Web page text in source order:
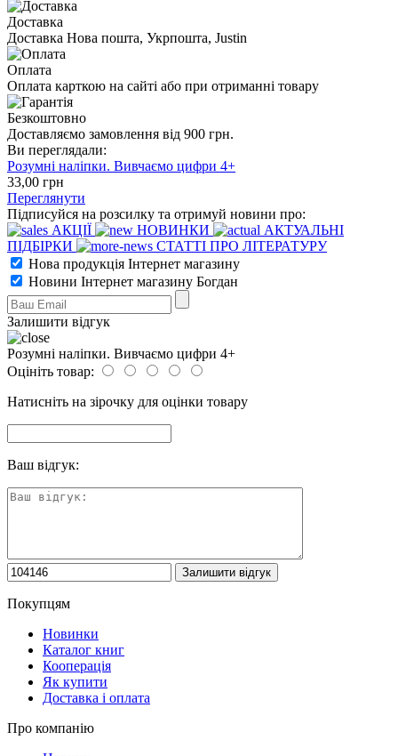
Доставка
Доставка Нова пошта, Укрпошта, Justin
Оплата
Оплата карткою на сайті або при отриманні товару
Безкоштовно
Доставляємо замовлення від 900 грн.
Ви переглядали:
Розумні наліпки. Вивчаємо цифри 4+
33,00 грн
Переглянути
Підписуйся на розсилку та отримуй новини про:
АКЦІЇ
НОВИНКИ
АКТУАЛЬНІ
ПІДБІРКИ
СТАТТІ ПРО ЛІТЕРАТУРУ
Нова продукція Інтернет магазину
Новини Інтернет магазину Богдан
Залишити відгук
Розумні наліпки. Вивчаємо цифри 4+
Оцініть товар:
Натисніть на зірочку для оцінки товару
Ваш відгук:
Покупцям
Новинки
Каталог книг
Кооперація
Як купити
Доставка і оплата
Про компанію